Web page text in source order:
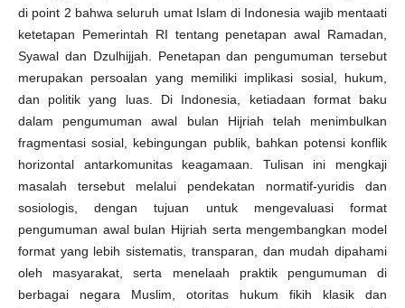
di point 2 bahwa seluruh umat Islam di Indonesia wajib mentaati
ketetapan Pemerintah RI tentang penetapan awal Ramadan,
Syawal dan Dzulhijjah. Penetapan dan pengumuman tersebut
merupakan persoalan yang memiliki implikasi sosial, hukum,
dan politik yang luas. Di Indonesia, ketiadaan format baku
dalam pengumuman awal bulan Hijriah telah menimbulkan
fragmentasi sosial, kebingungan publik, bahkan potensi konflik
horizontal antarkomunitas keagamaan. Tulisan ini mengkaji
masalah tersebut melalui pendekatan normatif-yuridis dan
sosiologis, dengan tujuan untuk mengevaluasi format
pengumuman awal bulan Hijriah serta mengembangkan model
format yang lebih sistematis, transparan, dan mudah dipahami
oleh masyarakat, serta menelaah praktik pengumuman di
berbagai negara Muslim, otoritas hukum fikih klasik dan